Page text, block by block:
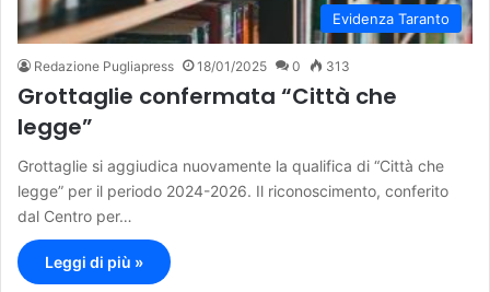
Evidenza Taranto
Redazione Pugliapress 18/01/2025 0 313
Grottaglie confermata “Città che
legge”
Grottaglie si aggiudica nuovamente la qualifica di “Città che
legge” per il periodo 2024-2026. Il riconoscimento, conferito
dal Centro per…
Leggi di più »